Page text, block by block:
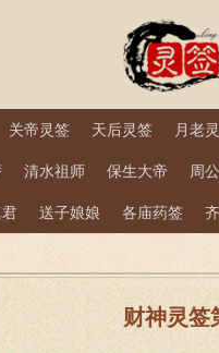
关帝灵签 天后灵签 月老
清水祖师 保生大帝 周
送子娘娘 各庙药签
财神灵签